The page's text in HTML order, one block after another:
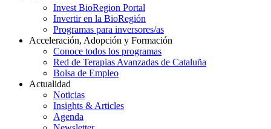
Invest BioRegion Portal
Invertir en la BioRegión
Programas para inversores/as
Acceleración, Adopción y Formación
Conoce todos los programas
Red de Terapias Avanzadas de Cataluña
Bolsa de Empleo
Actualidad
Noticias
Insights & Articles
Agenda